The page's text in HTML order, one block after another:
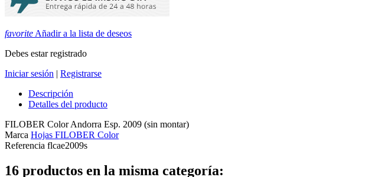
favorite Añadir a la lista de deseos
Debes estar registrado
Iniciar sesión | Registrarse
Descripción
Detalles del producto
FILOBER Color Andorra Esp. 2009 (sin montar)
Marca Hojas FILOBER Color
Referencia flcae2009s
16 productos en la misma categoría: